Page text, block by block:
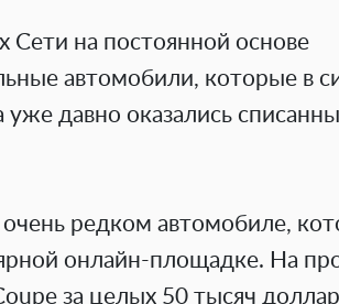
Сети на постоянной основе
автомобили, которые в
уже давно оказались
редком автомобиле,
онлайн-площадке. На
за целых 50 тысяч